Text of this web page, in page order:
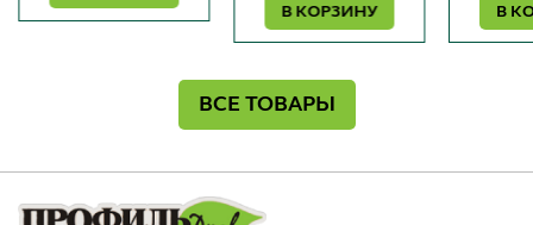
В КОРЗИНУ В
ВСЕ ТОВАРЫ